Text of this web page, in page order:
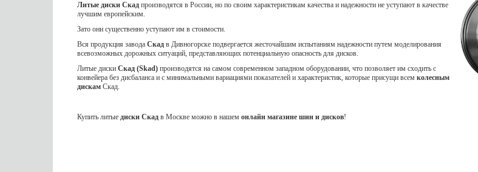
Литые диски Скад производятся в России, но по своим характеристикам качества и надежности не уступают в качестве
лучшим европейским.
Зато они существенно уступают им в стоимости.
Вся продукция завода Скад в Дивногорске подвергается жесточайшим испытаниям надежности путем моделирования
всевозможных дорожных ситуаций, представляющих потенциальную опасность для дисков.
Литые диски Скад (Skad) производятся на самом современном западном оборудовании, что позволяет им сходить с
конвейера без дисбаланса и с минимальными вариациями показателей и характеристик, которые присущи всем колесным
дискам Скад.
Купить литые диски Скад в Москве можно в нашем онлайн магазине шин и дисков!